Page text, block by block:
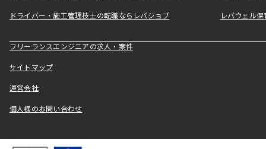
ドライバー・施工管理技士の転職ならレバジョブ レバウェル
フリーランスエンジニアの求人・案件
サイトマップ
運営会社
個人様のお問い合わせ